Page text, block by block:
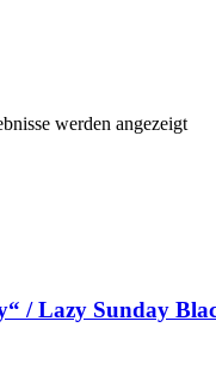
werden angezeigtNach
/ Lazy Sunday